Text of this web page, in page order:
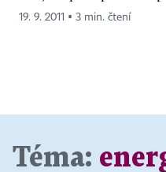
19. 9. 2011 ▪ 3 min. čtení
Téma: